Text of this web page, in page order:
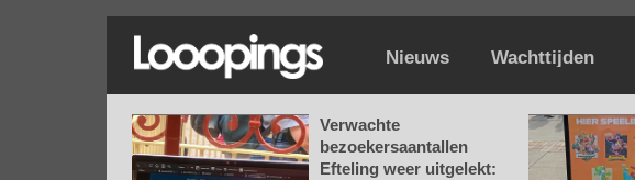
Nieuws Wachttijden
Verwachte
bezoekersaantallen
Efteling weer uitgelekt: